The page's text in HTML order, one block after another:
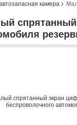
камера